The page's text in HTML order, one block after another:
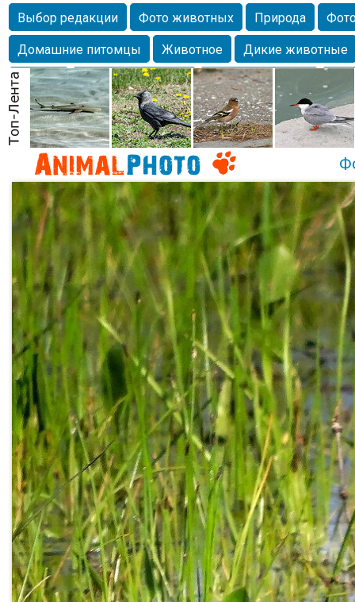
Выбор редакции Фото животных Природа
Домашние питомцы
Животное
Дикие животные
Собаки
Alexanderandronik Млекопитающие
Морда
Собачка Осень Портрет
Домашние
Насекомое
Коты Lebert Дикие птицы Утка